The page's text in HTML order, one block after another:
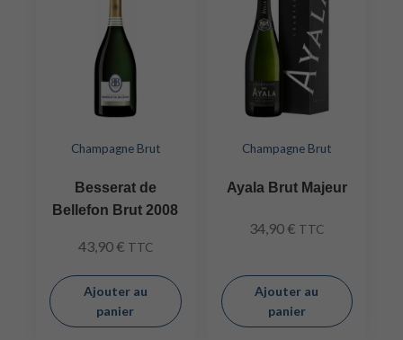
Champagne Brut
Besserat de
Bellefon Brut 2008
43,90 € TTC
Ajouter au
panier
Champagne Brut
Ayala Brut Majeur
34,90 € TTC
Ajouter au
panier